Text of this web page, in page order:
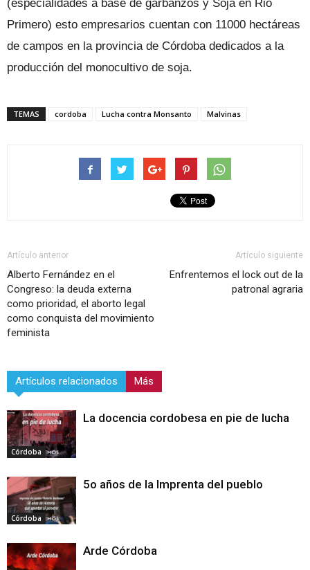
(especialidades a base de garbanzos y Soja en Rio
Primero) esto empresarios cuentan con 11000 hectáreas
de campos en la provincia de Córdoba dedicados a la
producción del monocultivo de soja.
TEMAS cordoba Lucha contra Monsanto Malvinas
Artículo anterior
Alberto Fernández en el
Congreso: la deuda externa
como prioridad, el aborto legal
como conquista del movimiento
feminista
Artículo siguiente
Enfrentemos el lock out de la
patronal agraria
Artículos relacionados Más
Córdoba
La docencia cordobesa en pie de lucha
Córdoba
5o años de la Imprenta del pueblo
Arde Córdoba